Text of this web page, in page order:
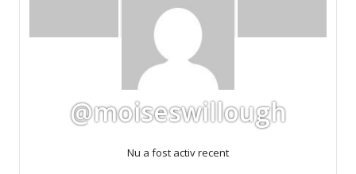
@moiseswillough
Nu a fost activ recent